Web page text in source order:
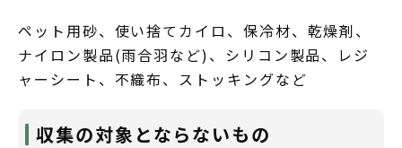
ペット用砂、使い捨てカイロ、保冷材、乾燥剤、
ナイロン製品(雨合羽など)、シリコン製品、レジ
ャーシート、不織布、ストッキングなど
収集の対象とならないもの